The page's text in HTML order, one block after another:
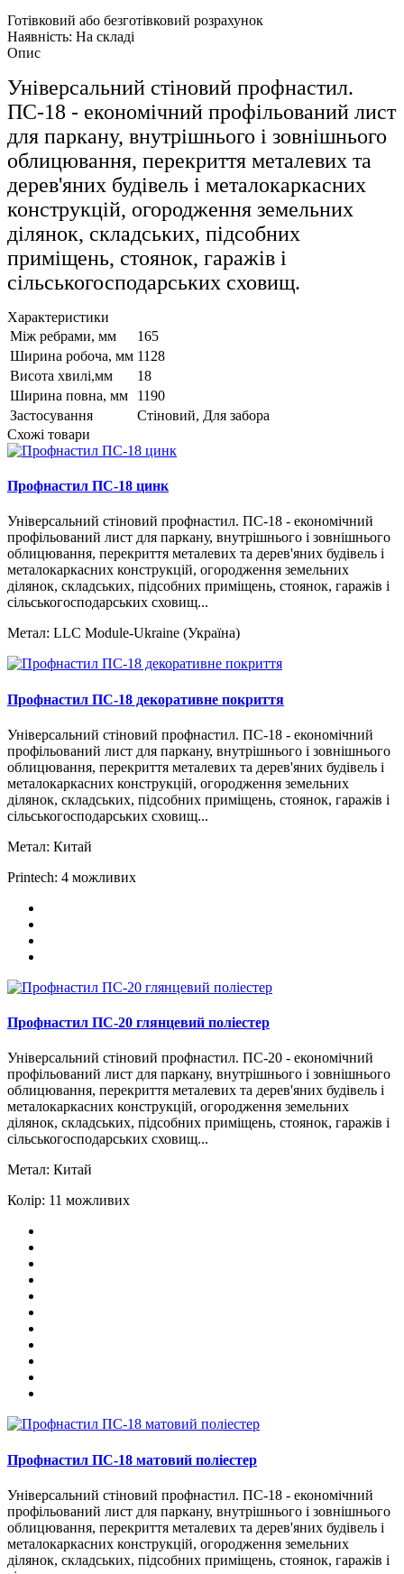
Готівковий або безготівковий розрахунок
Наявність: На складі
Опис
Універсальний стіновий профнастил.
ПС-18 - економічний профільований лист
для паркану, внутрішнього і зовнішнього
облицювання, перекриття металевих та
дерев'яних будівель і металокаркасних
конструкцій, огородження земельних
ділянок, складських, підсобних
приміщень, стоянок, гаражів і
сільськогосподарських сховищ.
Характеристики
Між ребрами, мм
165
Ширина робоча, мм 1128
Висота хвилі,мм
18
Ширина повна, мм
1190
Застосування
Стіновий, Для забора
Схожі товари
Профнастил ПС-18 цинк
Універсальний стіновий профнастил. ПС-18 - економічний
профільований лист для паркану, внутрішнього і зовнішнього
облицювання, перекриття металевих та дерев'яних будівель і
металокаркасних конструкцій, огородження земельних
ділянок, складських, підсобних приміщень, стоянок, гаражів і
сільськогосподарських сховищ...
Метал: LLC Module-Ukraine (Україна)
Профнастил ПС-18 декоративне покриття
Універсальний стіновий профнастил. ПС-18 - економічний
профільований лист для паркану, внутрішнього і зовнішнього
облицювання, перекриття металевих та дерев'яних будівель і
металокаркасних конструкцій, огородження земельних
ділянок, складських, підсобних приміщень, стоянок, гаражів і
сільськогосподарських сховищ...
Метал: Китай
Printech: 4 можливих
Профнастил ПС-20 глянцевий поліестер
Універсальний стіновий профнастил. ПС-20 - економічний
профільований лист для паркану, внутрішнього і зовнішнього
облицювання, перекриття металевих та дерев'яних будівель і
металокаркасних конструкцій, огородження земельних
ділянок, складських, підсобних приміщень, стоянок, гаражів і
сільськогосподарських сховищ...
Метал: Китай
Колір: 11 можливих
Профнастил ПС-18 матовий поліестер
Універсальний стіновий профнастил. ПС-18 - економічний
профільований лист для паркану, внутрішнього і зовнішнього
облицювання, перекриття металевих та дерев'яних будівель і
металокаркасних конструкцій, огородження земельних
ділянок, складських, підсобних приміщень, стоянок, гаражів і